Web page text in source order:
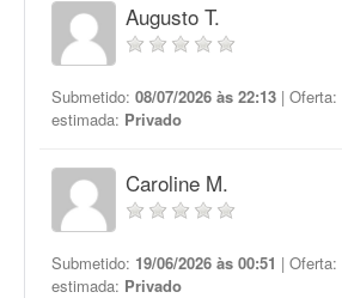
Augusto T.
Submetido: 08/07/2026 às 22:13 | Oferta:
estimada: Privado
Caroline M.
Submetido: 19/06/2026 às 00:51 | Oferta:
estimada: Privado